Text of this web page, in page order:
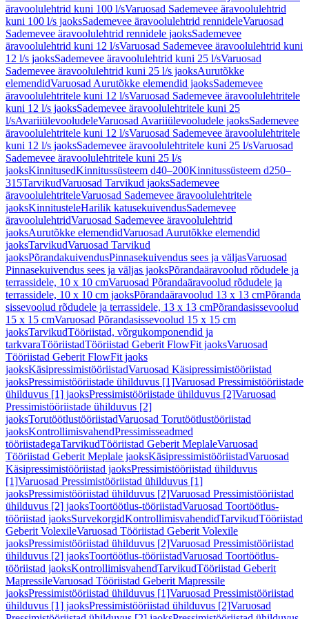
äravoolulehtrid kuni 100 l/sVaruosad Sademevee äravoolulehtrid
kuni 100 l/s jaoksSademevee äravoolulehtrid rennideleVaruosad
Sademevee äravoolulehtrid rennidele jaoksSademevee
äravoolulehtrid kuni 12 l/sVaruosad Sademevee äravoolulehtrid kuni
12 l/s jaoksSademevee äravoolulehtrid kuni 25 l/sVaruosad
Sademevee äravoolulehtrid kuni 25 l/s jaoksAurutõkke
elemendidVaruosad Aurutõkke elemendid jaoksSademevee
äravoolulehtritele kuni 12 l/sVaruosad Sademevee äravoolulehtritele
kuni 12 l/s jaoksSademevee äravoolulehtritele kuni 25
l/sAvariiülevooludeleVaruosad Avariiülevooludele jaoksSademevee
äravoolulehtritele kuni 12 l/sVaruosad Sademevee äravoolulehtritele
kuni 12 l/s jaoksSademevee äravoolulehtritele kuni 25 l/sVaruosad
Sademevee äravoolulehtritele kuni 25 l/s
jaoksKinnitusedKinnitussüsteem d40–200Kinnitussüsteem d250–
315TarvikudVaruosad Tarvikud jaoksSademevee
äravoolulehtriteleVaruosad Sademevee äravoolulehtritele
jaoksKinnitusteleHarilik katusekuivendusSademevee
äravoolulehtridVaruosad Sademevee äravoolulehtrid
jaoksAurutõkke elemendidVaruosad Aurutõkke elemendid
jaoksTarvikudVaruosad Tarvikud
jaoksPõrandakuivendusPinnasekuivendus sees ja väljasVaruosad
Pinnasekuivendus sees ja väljas jaoksPõrandaäravoolud rõdudele ja
terrassidele, 10 x 10 cmVaruosad Põrandaäravoolud rõdudele ja
terrassidele, 10 x 10 cm jaoksPõrandaäravoolud 13 x 13 cmPõranda
sissevoolud rõdudele ja terrassidele, 13 x 13 cmPõrandasissevoolud
15 x 15 cmVaruosad Põrandasissevoolud 15 x 15 cm
jaoksTarvikudTööriistad, võrgukomponendid ja
tarkvaraTööriistadTööriistad Geberit FlowFit jaoksVaruosad
Tööriistad Geberit FlowFit jaoks
jaoksKäsipressimistööriistadVaruosad Käsipressimistööriistad
jaoksPressimistööriistade ühilduvus [1]Varuosad Pressimistööriistade
ühilduvus [1] jaoksPressimistööriistade ühilduvus [2]Varuosad
Pressimistööriistade ühilduvus [2]
jaoksTorutöötlustööriistadVaruosad Torutöötlustööriistad
jaoksKontrollimisvahendPressimisseadmed
tööriistadegaTarvikudTööriistad Geberit MeplaleVaruosad
Tööriistad Geberit Meplale jaoksKäsipressimistööriistadVaruosad
Käsipressimistööriistad jaoksPressimistööriistad ühilduvus
[1]Varuosad Pressimistööriistad ühilduvus [1]
jaoksPressimistööriistad ühilduvus [2]Varuosad Pressimistööriistad
ühilduvus [2] jaoksToortöötlus-tööriistadVaruosad Toortöötlus-
tööriistad jaoksSurvekorgidKontrollimisvahendidTarvikudTööriistad
Geberit VolexileVaruosad Tööriistad Geberit Volexile
jaoksPressimistööriistad ühilduvus [2]Varuosad Pressimistööriistad
ühilduvus [2] jaoksToortöötlus-tööriistadVaruosad Toortöötlus-
tööriistad jaoksKontrollimisvahendTarvikudTööriistad Geberit
MapressileVaruosad Tööriistad Geberit Mapressile
jaoksPressimistööriistad ühilduvus [1]Varuosad Pressimistööriistad
ühilduvus [1] jaoksPressimistööriistad ühilduvus [2]Varuosad